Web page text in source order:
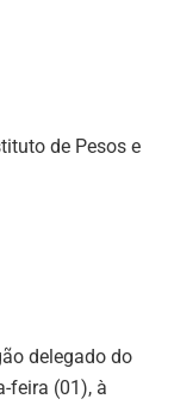
de Pesos e
delegado do
feira (01), à